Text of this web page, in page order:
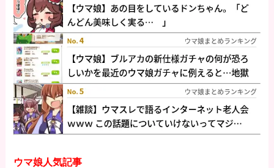
ウマ娘人気記事